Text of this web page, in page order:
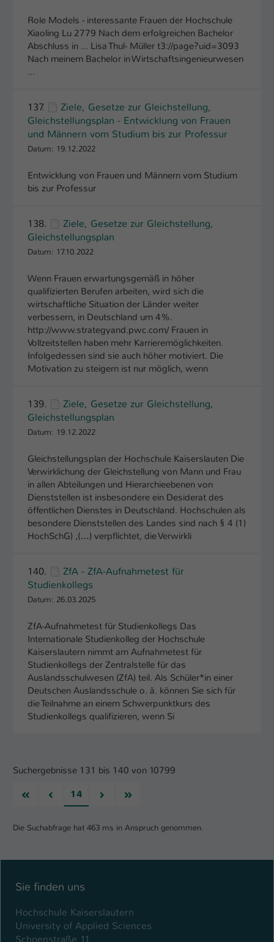
Role Models - interessante Frauen der Hochschule
Xiaoling Lu 2779 Nach dem erfolgreichen Bachelor
Abschluss in ... Lisa Thul- Müller t3://page?uid=3093
Nach meinem Bachelor in Wirtschaftsingenieurwesen
...
137.
Ziele, Gesetze zur Gleichstellung,
Gleichstellungsplan - Entwicklung von Frauen
und Männern vom Studium bis zur Professur
Datum: 19.12.2022
Entwicklung von Frauen und Männern vom Studium
bis zur Professur
138.
Ziele, Gesetze zur Gleichstellung,
Gleichstellungsplan
Datum: 17.10.2022
Wenn Frauen erwartungsgemäß in höher
qualifizierten Berufen arbeiten, wird sich die
wirtschaftliche Situation der Länder weiter
verbessern, in Deutschland um 4%.
http://www.strategyand.pwc.com/ Frauen in
Vollzeitstellen haben mehr Karrieremöglichkeiten.
Infolgedessen sind sie auch höher motiviert. Die
Motivation zu steigern ist nur möglich, wenn
139.
Ziele, Gesetze zur Gleichstellung,
Gleichstellungsplan
Datum: 19.12.2022
Gleichstellungsplan der Hochschule Kaiserslauten Die
Verwirklichung der Gleichstellung von Mann und Frau
in allen Abteilungen und Hierarchieebenen von
Dienststellen ist insbesondere ein Desiderat des
öffentlichen Dienstes in Deutschland. Hochschulen als
besondere Dienststellen des Landes sind nach § 4 (1)
HochSchG) ‚(…) verpflichtet, die Verwirkli
140.
ZfA - ZfA-Aufnahmetest für
Studienkollegs
Datum: 26.03.2025
ZfA-Aufnahmetest für Studienkollegs Das
Internationale Studienkolleg der Hochschule
Kaiserslautern nimmt am Aufnahmetest für
Studienkollegs der Zentralstelle für das
Auslandsschulwesen (ZfA) teil. Als Schüler*in einer
Deutschen Auslandsschule o. ä. können Sie sich für
die Teilnahme an einem Schwerpunktkurs des
Studienkollegs qualifizieren, wenn Si
Suchergebnisse 131 bis 140 von 10799
Erste
Vorherige
14 NächsteLetzte
Die Suchabfrage hat 463 ms in Anspruch genommen.
Sie finden uns
Hochschule Kaiserslautern
University of Applied Sciences
Schoenstraße 11